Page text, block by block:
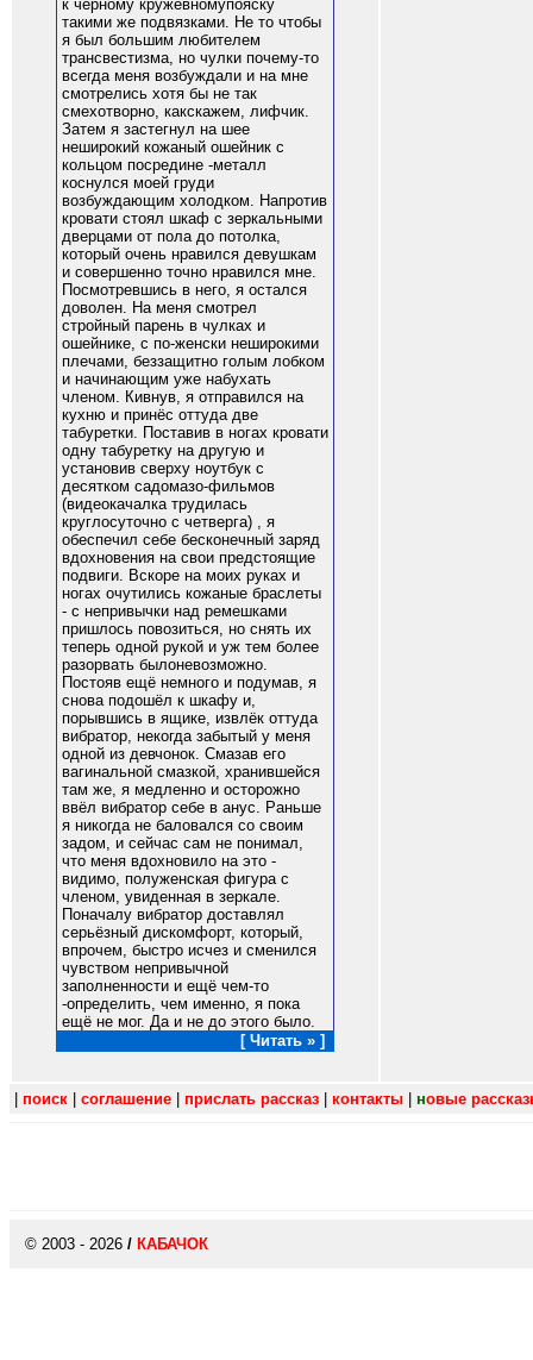
к чёрному кружевномупояску
такими же подвязками. Не то чтобы
я был большим любителем
трансвестизма, но чулки почему-то
всегда меня возбуждали и на мне
смотрелись хотя бы не так
смехотворно, какскажем, лифчик.
Затем я застегнул на шее
неширокий кожаный ошейник с
кольцом посредине -металл
коснулся моей груди
возбуждающим холодком. Напротив
кровати стоял шкаф с зеркальными
дверцами от пола до потолка,
который очень нравился девушкам
и совершенно точно нравился мне.
Посмотревшись в него, я остался
доволен. На меня смотрел
стройный парень в чулках и
ошейнике, с по-женски неширокими
плечами, беззащитно голым лобком
и начинающим уже набухать
членом. Кивнув, я отправился на
кухню и принёс оттуда две
табуретки. Поставив в ногах кровати
одну табуретку на другую и
установив сверху ноутбук с
десятком садомазо-фильмов
(видеокачалка трудилась
круглосуточно с четверга) , я
обеспечил себе бесконечный заряд
вдохновения на свои предстоящие
подвиги. Вскоре на моих руках и
ногах очутились кожаные браслеты
- с непривычки над ремешками
пришлось повозиться, но снять их
теперь одной рукой и уж тем более
разорвать былоневозможно.
Постояв ещё немного и подумав, я
снова подошёл к шкафу и,
порывшись в ящике, извлёк оттуда
вибратор, некогда забытый у меня
одной из девчонок. Смазав его
вагинальной смазкой, хранившейся
там же, я медленно и осторожно
ввёл вибратор себе в анус. Раньше
я никогда не баловался со своим
задом, и сейчас сам не понимал,
что меня вдохновило на это -
видимо, полуженская фигура с
членом, увиденная в зеркале.
Поначалу вибратор доставлял
серьёзный дискомфорт, который,
впрочем, быстро исчез и сменился
чувством непривычной
заполненности и ещё чем-то
-определить, чем именно, я пока
ещё не мог. Да и не до этого было.
[ Читать » ]
поиск соглашение прислать рассказ контакты новые
© 2003 - 2026 / КАБАЧОК